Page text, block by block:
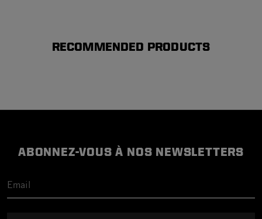
RECOMMENDED PRODUCTS
ABONNEZ-VOUS À NOS NEWSLETTERS